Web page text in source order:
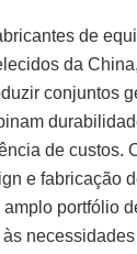
de
da
conjuntos
de custos.
e fabricação
portfólio